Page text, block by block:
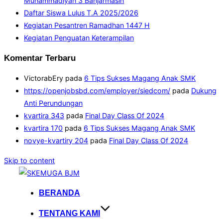
Daftar Siswa Lulus T.A 2025/2026
Kegiatan Pesantren Ramadhan 1447 H
Kegiatan Penguatan Keterampilan
Komentar Terbaru
VictorabEry pada 6 Tips Sukses Magang Anak SMK
https://openjobsbd.com/employer/siedcom/ pada Dukung
Anti Perundungan
kvartira 343 pada Final Day Class Of 2024
kvartira 170 pada 6 Tips Sukses Magang Anak SMK
novye-kvartiry 204 pada Final Day Class Of 2024
Skip to content
BERANDA
TENTANG KAMI